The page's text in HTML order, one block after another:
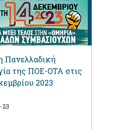
Πανελλαδική
της ΠΟΕ-ΟΤΑ στις
2023
23